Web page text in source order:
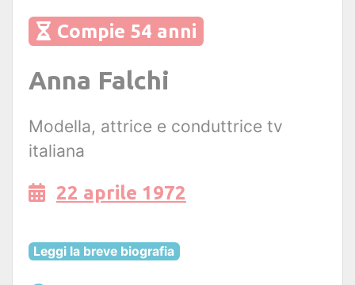
Compie 54 anni
Anna Falchi
Modella, attrice e conduttrice tv
italiana
22 aprile 1972
Leggi la breve biografia